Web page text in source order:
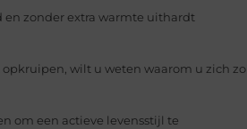
zonder extra warmte uithardt
wilt u weten waarom u zich zo
om een actieve levensstijl te